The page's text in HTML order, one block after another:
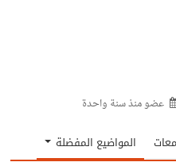
عضو منذسنة واحدة
المواضيع المفضلة